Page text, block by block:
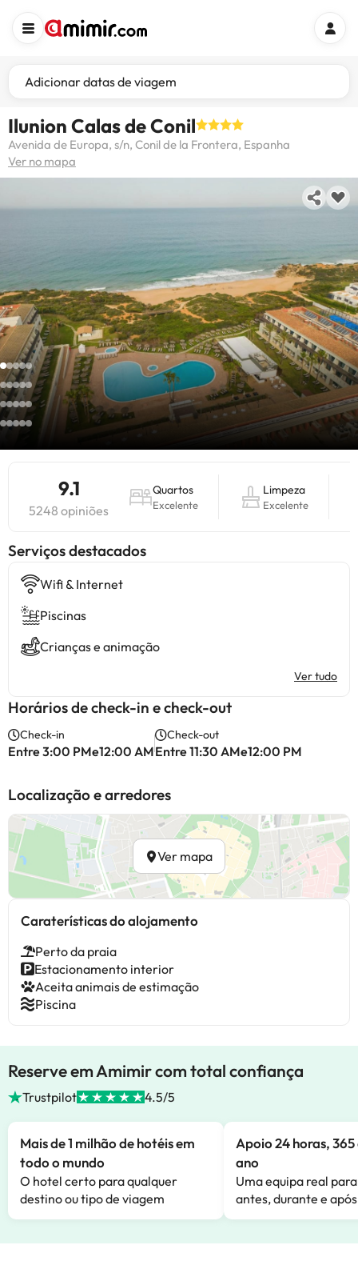
Adicionar datas de viagem
Ilunion Calas de Conil
Avenida de Europa, s/n, Conil de la Frontera, Espanha
Ver no mapa
9.1
5248 opiniões
Quartos
Excelente
Limpeza
Excelente
Serviços destacados
Wifi & Internet
Piscinas
Crianças e animação
Ver tudo
Horários de check-in e check-out
Check-in
Entre 3:00 PMe12:00 AM
Check-out
Entre 11:30 AMe12:00 PM
Localização e arredores
Ver mapa
Caraterísticas do alojamento
Perto da praia
Estacionamento interior
Aceita animais de estimação
Piscina
Reserve em Amimir com total confiança
Trustpilot 4.5/5
Mais de 1 milhão de hotéis em
todo o mundo
O hotel certo para qualquer
destino ou tipo de viagem
Apoio 24 horas,
ano
Uma equipa real
antes, durante e